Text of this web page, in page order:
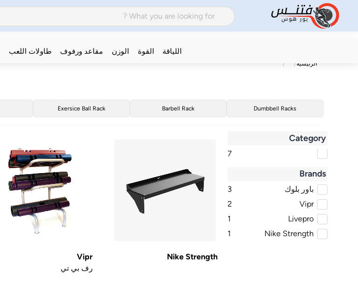
اللياقة القوة الوزن مقاعد ورفوف طاولات اللعب
الرئيسية
Dumbbell Racks
Barbell Rack
Exersice Ball Rack
Category
7
Brands
باور بلوك
3
Vipr
2
Livepro
1
Nike Strength
1
Nike Strength
Vipr
رف بي تي